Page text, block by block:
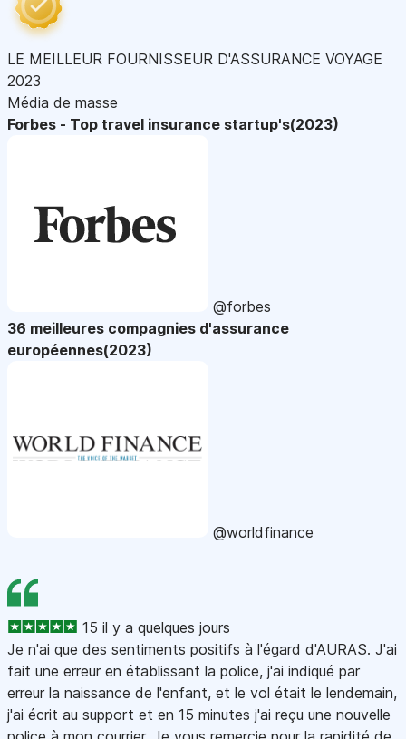
LE MEILLEUR FOURNISSEUR D'ASSURANCE VOYAGE
2023
Média de masse
Forbes - Top travel insurance startup's(2023)
@forbes
36 meilleures compagnies d'assurance
européennes(2023)
@worldfinance
15 il y a quelques jours
Je n'ai que des sentiments positifs à l'égard d'AURAS. J'ai
fait une erreur en établissant la police, j'ai indiqué par
erreur la naissance de l'enfant, et le vol était le lendemain,
j'ai écrit au support et en 15 minutes j'ai reçu une nouvelle